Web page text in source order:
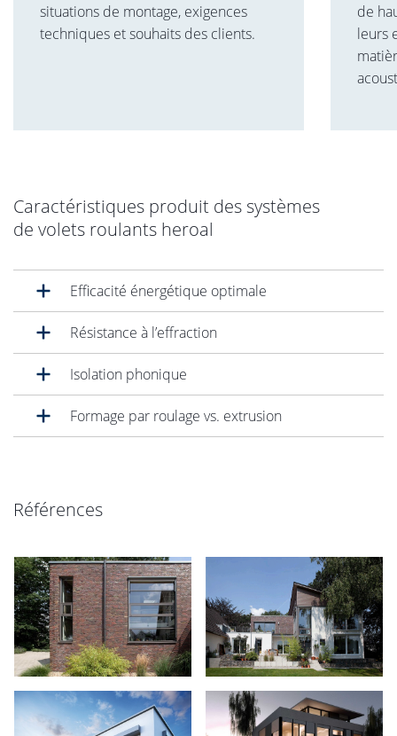
situations de montage, exigences
techniques et souhaits des clients.
de
leurs
Caractéristiques produit des systèmes
de volets roulants heroal
Efficacité énergétique optimale
Résistance à l’effraction
Isolation phonique
Formage par roulage vs. extrusion
Références